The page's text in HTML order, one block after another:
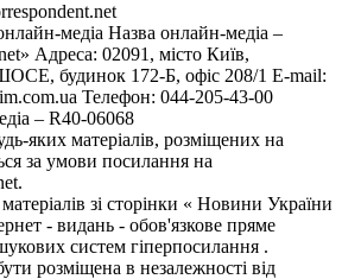
медіа Назва онлайн-медіа –
Адреса: 02091, місто Київ,
будинок 172-Б, офіс 208/1 E-mail:
Телефон: 044-205-43-00
– R40-06068
яких матеріалів, розміщених на
за умови посилання на
зі сторінки « Новини України
- видань - обов'язкове пряме
систем гіперпосилання .
розміщена в незалежності від